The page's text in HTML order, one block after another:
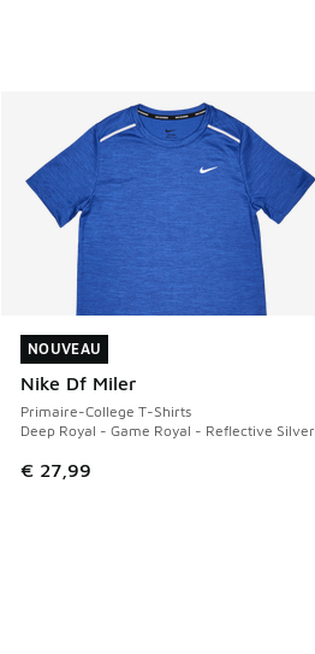
NOUVEAU
Nike Df Miler
Primaire-College T-Shirts
Deep Royal - Game Royal - Reflective Silver
€ 27,99
NOUVEAU